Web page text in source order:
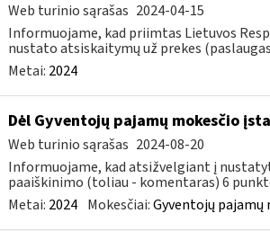
Web turinio sąrašas 2024-04-15
Informuojame, kad priimtas Lietuvos
nustato atsiskaitymų už prekes
Metai: 2024
Dėl Gyventojų pajamų mokesčio
Web turinio sąrašas 2024-08-20
Informuojame, kad atsižvelgiant į
paaiškinimo (toliau - komentaras) 6
Metai: 2024 Mokesčiai:Gyventojų pajamų